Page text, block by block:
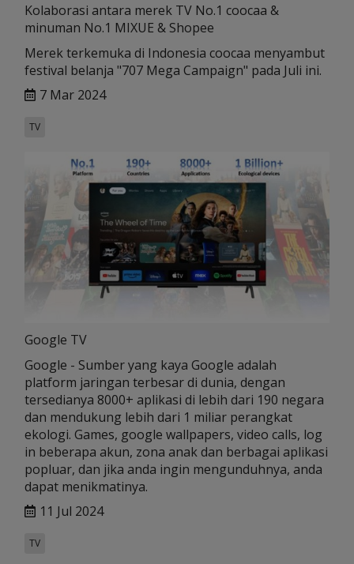
Kolaborasi antara merek TV No.1 coocaa &
minuman No.1 MIXUE & Shopee
Merek terkemuka di Indonesia coocaa menyambut
festival belanja "707 Mega Campaign" pada Juli ini.
7 Mar 2024
TV
Google TV
Google - Sumber yang kaya Google adalah
platform jaringan terbesar di dunia, dengan
tersedianya 8000+ aplikasi di lebih dari 190 negara
dan mendukung lebih dari 1 miliar perangkat
ekologi. Games, google wallpapers, video calls, log
in beberapa akun, zona anak dan berbagai aplikasi
popluar, dan jika anda ingin mengunduhnya, anda
dapat menikmatinya.
11 Jul 2024
TV